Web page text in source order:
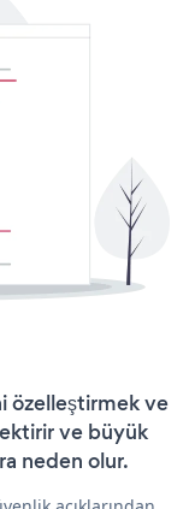
özelleştirmek ve
ve büyük
neden olur.